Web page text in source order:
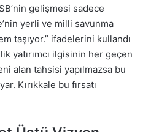
gelişmesi sadece
yerli ve milli savunma
taşıyor.” ifadelerini kullandı
yatırımcı ilgisinin her geçen
alan tahsisi yapılmazsa bu
Kırıkkale bu fırsatı